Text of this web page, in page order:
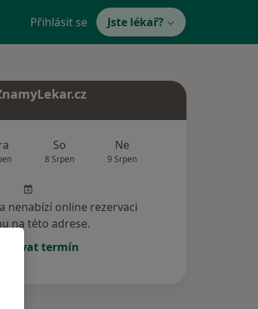
Přihlásit se Jste lékař?
So
8 Srpen
Ne
9 Srpen
nenabízí online rezervaci
na této adrese.
termín